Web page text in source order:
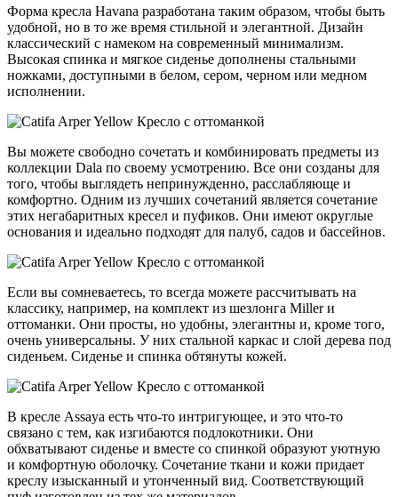
Форма кресла Havana разработана таким образом, чтобы быть
удобной, но в то же время стильной и элегантной. Дизайн
классический с намеком на современный минимализм.
Высокая спинка и мягкое сиденье дополнены стальными
ножками, доступными в белом, сером, черном или медном
исполнении.
Вы можете свободно сочетать и комбинировать предметы из
коллекции Dala по своему усмотрению. Все они созданы для
того, чтобы выглядеть непринужденно, расслабляюще и
комфортно. Одним из лучших сочетаний является сочетание
этих негабаритных кресел и пуфиков. Они имеют округлые
основания и идеально подходят для палуб, садов и бассейнов.
Если вы сомневаетесь, то всегда можете рассчитывать на
классику, например, на комплект из шезлонга Miller и
оттоманки. Они просты, но удобны, элегантны и, кроме того,
очень универсальны. У них стальной каркас и слой дерева под
сиденьем. Сиденье и спинка обтянуты кожей.
В кресле Assaya есть что-то интригующее, и это что-то
связано с тем, как изгибаются подлокотники. Они
обхватывают сиденье и вместе со спинкой образуют уютную
и комфортную оболочку. Сочетание ткани и кожи придает
креслу изысканный и утонченный вид. Соответствующий